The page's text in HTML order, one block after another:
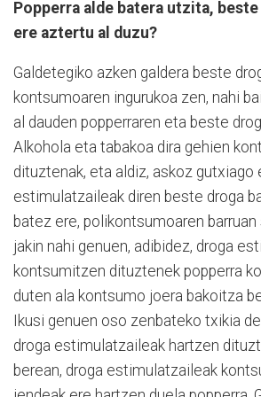
Popperra alde batera utzita,
ere aztertu al duzu?
Galdetegiko azken galdera beste
kontsumoaren ingurukoa zen, nahi
al dauden popperraren eta beste
Alkohola eta tabakoa dira gehien
dituztenak, eta aldiz, askoz
estimulatzaileak diren beste droga
batez ere, polikontsumoaren barruan
jakin nahi genuen, adibidez, droga
kontsumitzen dituztenek popperra
duten ala kontsumo joera bakoitza
Ikusi genuen oso zenbateko txikia
droga estimulatzaileak hartzen
berean, droga estimulatzaileak